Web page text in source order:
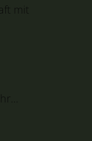
mit